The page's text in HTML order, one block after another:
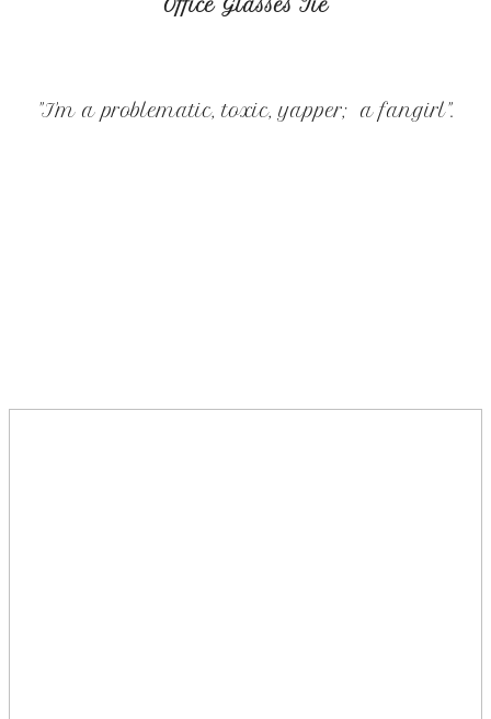
Office Glasses Tie
"I'm a problematic, toxic, yapper; a fangirl".